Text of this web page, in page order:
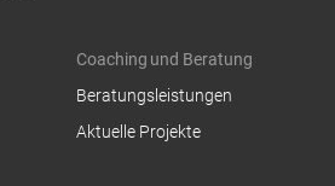
Coaching und Beratung
Beratungsleistungen
Aktuelle Projekte